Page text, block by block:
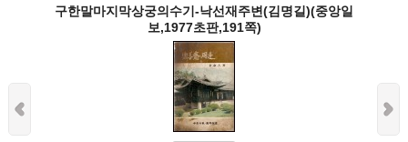
구한말마지막상궁의수기-낙선재주변(김명길)(중앙일
보,1977초판,191쪽)